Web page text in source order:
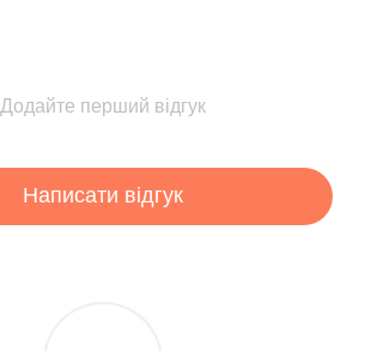
Додайте перший відгук
Написати відгук